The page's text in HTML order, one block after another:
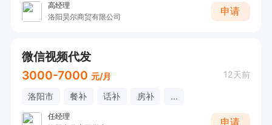
高经理
洛阳昊尔商贸有限公司
申请
微信视频代发
3000-7000 元/月 12天前
洛阳市 餐补 话补 房补 ...
任经理
申请